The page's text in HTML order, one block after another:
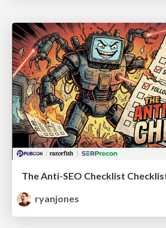
ryanjones